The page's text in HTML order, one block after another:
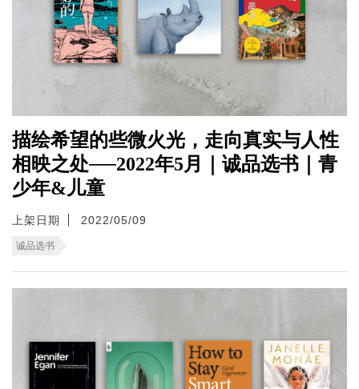
描绘希望的些微火光，走向真实与人性
相映之处──2022年5月｜诚品选书｜青
少年&儿童
上架日期 2022/05/09
诚品选书